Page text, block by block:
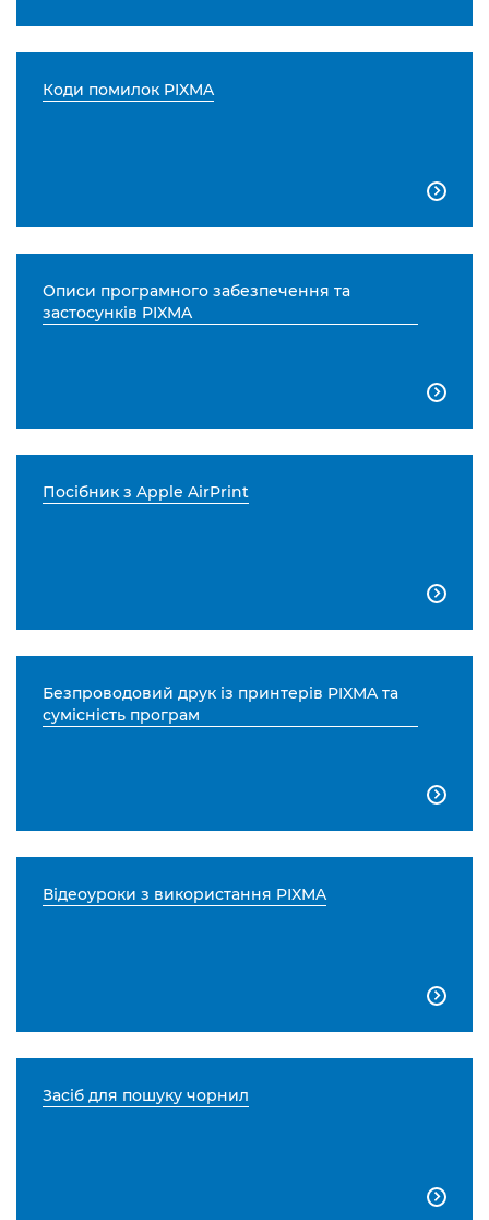
Коди помилок PIXMA

Описи програмного забезпечення та
застосунків PIXMA

Посібник з Apple AirPrint

Безпроводовий друк із принтерів PIXMA та
сумісність програм

Відеоуроки з використання PIXMA

Засіб для пошуку чорнил
